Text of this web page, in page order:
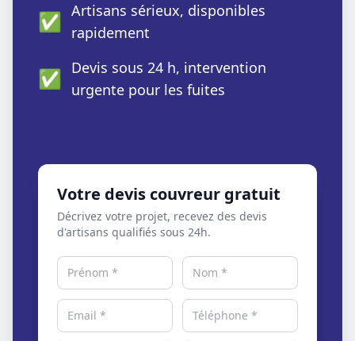
✅ Artisans sérieux, disponibles
rapidement
✅ Devis sous 24 h, intervention
urgente pour les fuites
Votre devis couvreur gratuit
Décrivez votre projet, recevez des devis
d'artisans qualifiés sous 24h.